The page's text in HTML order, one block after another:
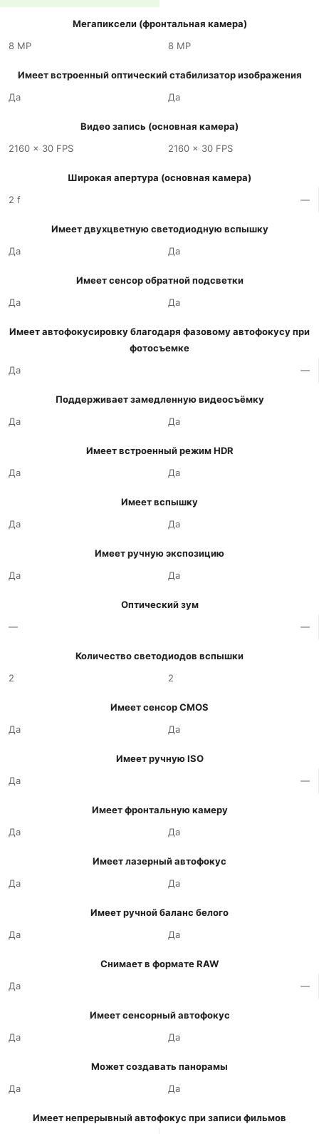
Мегапиксели (фронтальная камера)
8 MP
8 MP
Имеет встроенный оптический стабилизатор изображения
Да
Да
Видео запись (основная камера)
2160 x 30 FPS
2160 x 30 FPS
Широкая апертура (основная камера)
2 f
—
Имеет двухцветную светодиодную вспышку
Да
Да
Имеет сенсор обратной подсветки
Да
Да
Имеет автофокусировку благодаря фазовому автофокусу при
фотосъемке
Да
—
Поддерживает замедленную видеосъёмку
Да
Да
Имеет встроенный режим HDR
Да
Да
Имеет вспышку
Да
Да
Имеет ручную экспозицию
Да
Да
Оптический зум
—
—
Количество светодиодов вспышки
2
2
Имеет сенсор CMOS
Да
Да
Имеет ручную ISO
Да
—
Имеет фронтальную камеру
Да
Да
Имеет лазерный автофокус
Да
Да
Имеет ручной баланс белого
Да
Да
Снимает в формате RAW
Да
—
Имеет сенсорный автофокус
Да
Да
Может создавать панорамы
Да
Да
Имеет непрерывный автофокус при записи фильмов